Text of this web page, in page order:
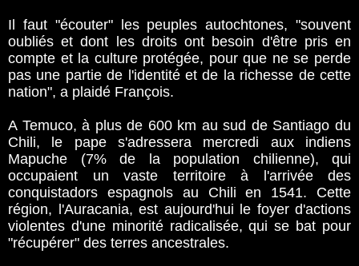
Il faut "écouter" les peuples autochtones, "souvent
oubliés et dont les droits ont besoin d'être pris en
compte et la culture protégée, pour que ne se perde
pas une partie de l'identité et de la richesse de cette
nation", a plaidé François.
A Temuco, à plus de 600 km au sud de Santiago du
Chili, le pape s'adressera mercredi aux indiens
Mapuche (7% de la population chilienne), qui
occupaient un vaste territoire à l'arrivée des
conquistadors espagnols au Chili en 1541. Cette
région, l'Auracania, est aujourd'hui le foyer d'actions
violentes d'une minorité radicalisée, qui se bat pour
"récupérer" des terres ancestrales.